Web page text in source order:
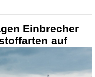
Einbrecher
auf